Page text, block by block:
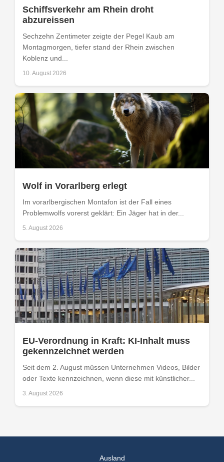
Schiffsverkehr am Rhein droht
abzureissen
Sechzehn Zentimeter zeigte der Pegel Kaub am
Montagmorgen, tiefer stand der Rhein zwischen
Koblenz und...
10. August 2026
Wolf in Vorarlberg erlegt
Im vorarlbergischen Montafon ist der Fall eines
Problemwolfs vorerst geklärt: Ein Jäger hat in der...
5. August 2026
EU-Verordnung in Kraft: KI-Inhalt muss
gekennzeichnet werden
Seit dem 2. August müssen Unternehmen Videos, Bilder
oder Texte kennzeichnen, wenn diese mit künstlicher...
3. August 2026
Ausland